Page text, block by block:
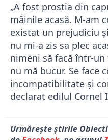
„A fost prostia din
mâinile acasă. M-am
existat un prejudiciu
nu mi-a zis sa plec
nimeni să facă într-
nu mă bucur. Se face
incompatibilitate și
declarat edilul Cornel
Urmărește știrile